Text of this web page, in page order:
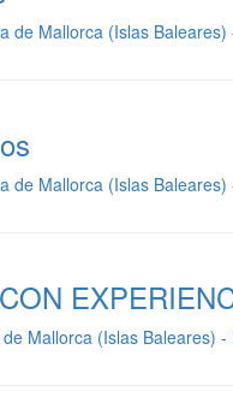
de Mallorca (Islas Baleares)
de Mallorca (Islas Baleares)
de Mallorca (Islas Baleares) -